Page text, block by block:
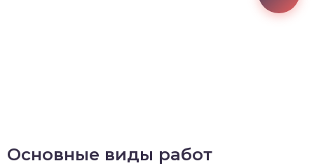
Основные виды работ